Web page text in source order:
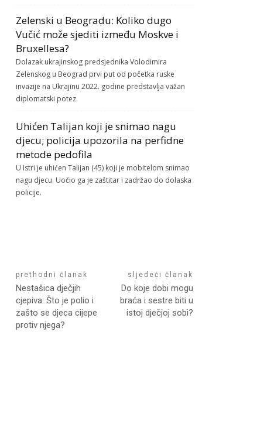
Zelenski u Beogradu: Koliko dugo
Vučić može sjediti između Moskve i
Bruxellesa?
Dolazak ukrajinskog predsjednika Volodimira
Zelenskog u Beograd prvi put od početka ruske
invazije na Ukrajinu 2022. godine predstavlja važan
diplomatski potez.
Uhićen Talijan koji je snimao nagu
djecu; policija upozorila na perfidne
metode pedofila
U Istri je uhićen Talijan (45) koji je mobitelom snimao
nagu djecu. Uočio ga je zaštitar i zadržao do dolaska
policije.
prethodni članak
Nestašica dječjih
cjepiva: Što je polio i
zašto se djeca cijepe
protiv njega?
sljedeći članak
Do koje dobi mogu
braća i sestre biti u
istoj dječjoj sobi?